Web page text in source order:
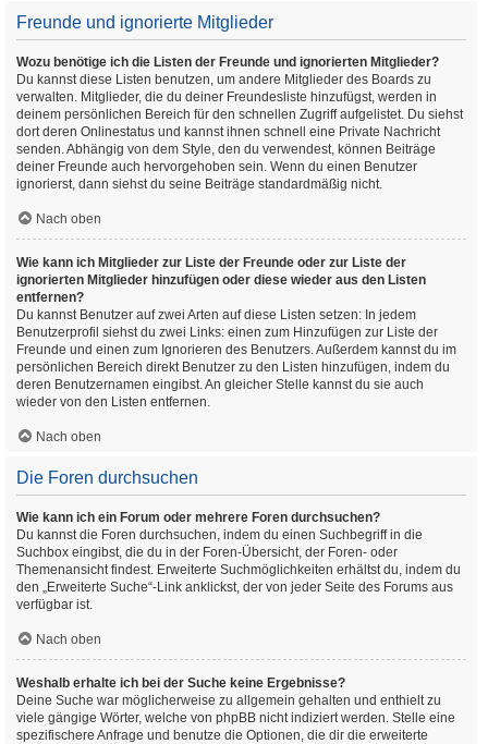
Freunde und ignorierte Mitglieder
Wozu benötige ich die Listen der Freunde und ignorierten Mitglieder?
Du kannst diese Listen benutzen, um andere Mitglieder des Boards zu
verwalten. Mitglieder, die du deiner Freundesliste hinzufügst, werden in
deinem persönlichen Bereich für den schnellen Zugriff aufgelistet. Du siehst
dort deren Onlinestatus und kannst ihnen schnell eine Private Nachricht
senden. Abhängig von dem Style, den du verwendest, können Beiträge
deiner Freunde auch hervorgehoben sein. Wenn du einen Benutzer
ignorierst, dann siehst du seine Beiträge standardmäßig nicht.
Nach oben
Wie kann ich Mitglieder zur Liste der Freunde oder zur Liste der
ignorierten Mitglieder hinzufügen oder diese wieder aus den Listen
entfernen?
Du kannst Benutzer auf zwei Arten auf diese Listen setzen: In jedem
Benutzerprofil siehst du zwei Links: einen zum Hinzufügen zur Liste der
Freunde und einen zum Ignorieren des Benutzers. Außerdem kannst du im
persönlichen Bereich direkt Benutzer zu den Listen hinzufügen, indem du
deren Benutzernamen eingibst. An gleicher Stelle kannst du sie auch
wieder von den Listen entfernen.
Nach oben
Die Foren durchsuchen
Wie kann ich ein Forum oder mehrere Foren durchsuchen?
Du kannst die Foren durchsuchen, indem du einen Suchbegriff in die
Suchbox eingibst, die du in der Foren-Übersicht, der Foren- oder
Themenansicht findest. Erweiterte Suchmöglichkeiten erhältst du, indem du
den „Erweiterte Suche“-Link anklickst, der von jeder Seite des Forums aus
verfügbar ist.
Nach oben
Weshalb erhalte ich bei der Suche keine Ergebnisse?
Deine Suche war möglicherweise zu allgemein gehalten und enthielt zu
viele gängige Wörter, welche von phpBB nicht indiziert werden. Stelle eine
spezifischere Anfrage und benutze die Optionen, die dir die erweiterte